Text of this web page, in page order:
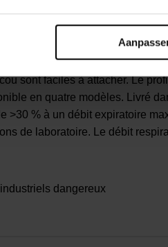
qui vous protège contre
centrale qui aide à réduire
ne nécessitent aucun
les filtres soient pleins.
sont faciles à attacher. Le
en quatre modèles. Livré
>30 % à un débit expiratoire
de laboratoire. Le débit
dangereux